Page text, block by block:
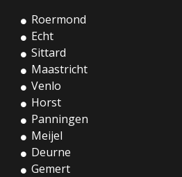
Roermond
Echt
Sittard
Maastricht
Venlo
Horst
Panningen
Meijel
Deurne
Gemert